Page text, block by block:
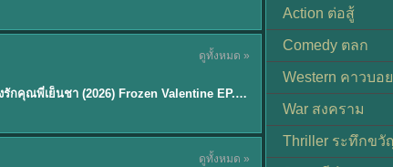
ดูทั้งหมด »
★8 ปิ๊งรักคุณพี่เย็นชา (2026) Frozen Valentine EP.1-10 (จบ)
ดูทั้งหมด »
Action ต่อสู้
Comedy ตลก
Western คาวบอ
War สงคราม
Thriller ระทึกขวั